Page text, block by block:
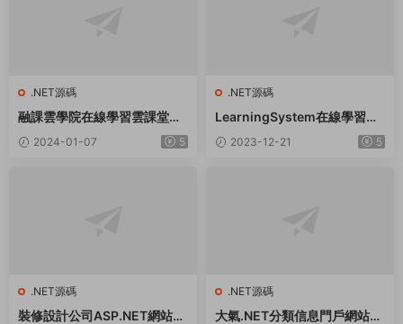
.NET源碼
融課雲學院在線學習雲課堂系
統源碼2024-01-07 5
.NET源碼
LearningSystem在線學習考
試系統源碼
2023-12-21 5
.NET源碼
裝修設計公司ASP.NET網站源
.NET源碼
大氣.NET分類信息門戶網站源